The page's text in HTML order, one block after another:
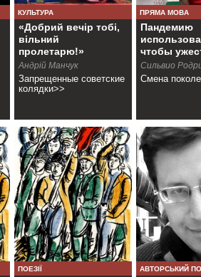
КУЛЬТУРА
«Добрий вечір тобі,
вільний
пролетарю!»
Андрiй Манчук
Запрещенные советские
колядки>>
ПРЯМА МОВА
Пандемию
чтобы
блокаду
Сильвио
Смена
ПОЕЗІЇ АВТОРСЬКИЙ